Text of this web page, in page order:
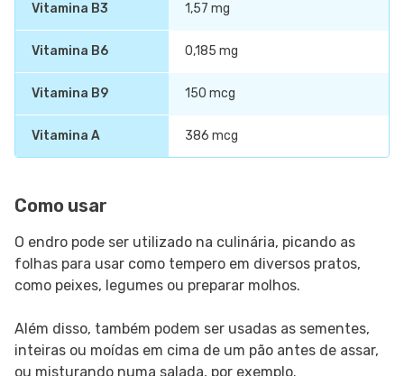
Vitamina B3 1,57 mg
Vitamina B6 0,185 mg
Vitamina B9 150 mcg
Vitamina A 386 mcg
Como usar
O endro pode ser utilizado na culinária, picando as
folhas para usar como tempero em diversos pratos,
como peixes, legumes ou preparar molhos.
Além disso, também podem ser usadas as sementes,
inteiras ou moídas em cima de um pão antes de assar,
ou misturando numa salada, por exemplo.